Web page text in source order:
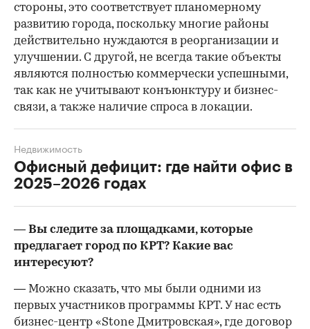
стороны, это соответствует планомерному
развитию города, поскольку многие районы
действительно нуждаются в реорганизации и
улучшении. С другой, не всегда такие объекты
являются полностью коммерчески успешными,
так как не учитывают конъюнктуру и бизнес-
связи, а также наличие спроса в локации.
Офисный дефицит: где найти офис в
2025–2026 годах
Недвижимость
— Вы следите за площадками, которые
предлагает город по КРТ? Какие вас
интересуют?
— Можно сказать, что мы были одними из
первых участников программы КРТ. У нас есть
бизнес-центр «Stone Дмитровская», где договор